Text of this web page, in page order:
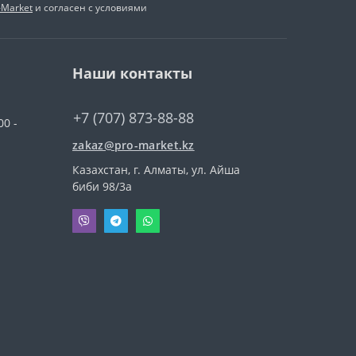
и согласен с условиями
-
Наши контакты
+7 (707) 873-88-88
zakaz@pro-market.kz
Казахстан, г. Алматы, ул. Айша
биби 98/3a